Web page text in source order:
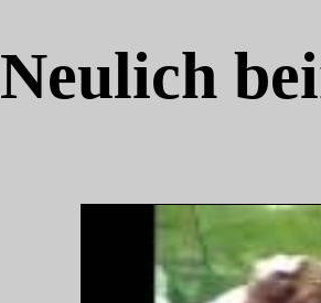
Neulich